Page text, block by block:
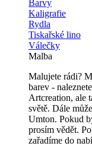
Barvy
Kaligrafie
Rydla
Tiskařské lino
Válečky
Malba
Malujete rádi?
barev -
Artcreation, ale
světě. Dále
Umton. Pokud
prosím vědět.
zařadíme do